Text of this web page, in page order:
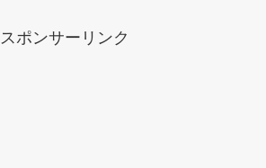
スポンサーリンク